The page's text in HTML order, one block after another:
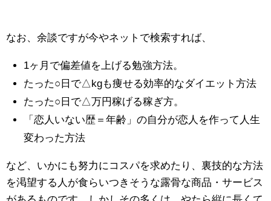
なお、余談ですが今やネットで検索すれば、
1ヶ月で偏差値を上げる勉強方法。
たった○日で△kgも痩せる効率的なダイエット方法
たった○日で△万円稼げる稼ぎ方。
「恋人いない歴＝年齢」の自分が恋人を作って人生
変わった方法
など、いかにも努力にコスパを求めたり、裏技的な方法
を渇望する人が食らいつきそうな露骨な商品・サービス